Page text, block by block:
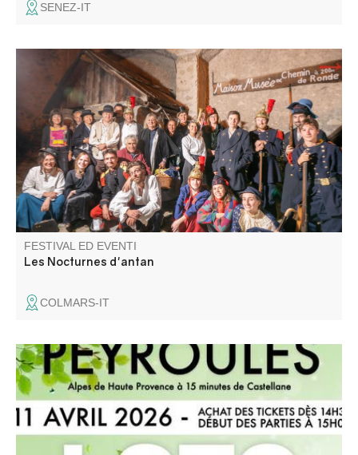
SENEZ-IT
Durante queste serate, sarete trasportati indietro nel
tempo per scoprire Colmars attraverso i secoli.
Un'esperienza unica nel cuore del museo e delle
fortificazioni del villaggio, che farà la gioia di grandi e
piccini!
FESTIVAL ED EVENTI
Les Nocturnes d'antan
COLMARS-IT
A gagner : Cave à vin, Vidéo projecteur, Paniers garnies,
Jambon cru, bons d'achat … Buvette et petite
restauration sur place.